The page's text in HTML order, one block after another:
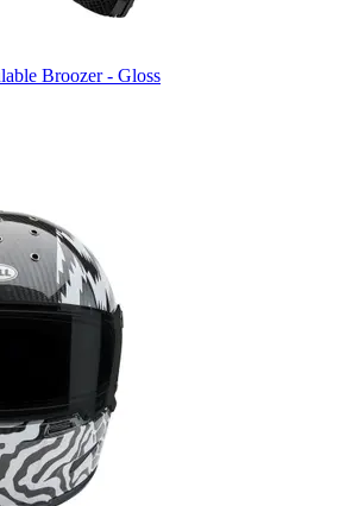
Broozer - Gloss